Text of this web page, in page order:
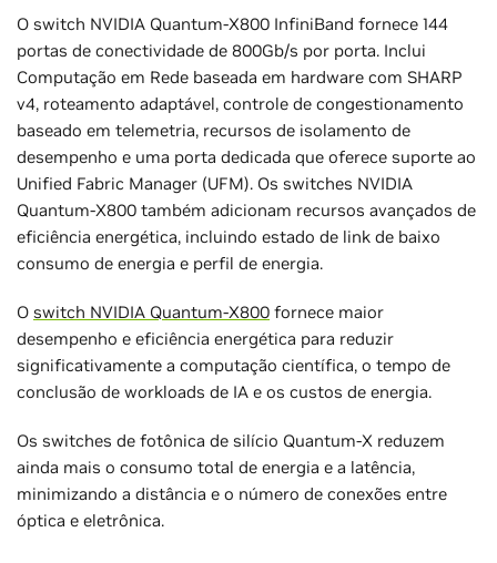
O switch NVIDIA Quantum-X800 InfiniBand fornece 144
portas de conectividade de 800Gb/s por porta. Inclui
Computação em Rede baseada em hardware com SHARP
v4, roteamento adaptável, controle de congestionamento
baseado em telemetria, recursos de isolamento de
desempenho e uma porta dedicada que oferece suporte ao
Unified Fabric Manager (UFM). Os switches NVIDIA
Quantum-X800 também adicionam recursos avançados de
eficiência energética, incluindo estado de link de baixo
consumo de energia e perfil de energia.
O switch NVIDIA Quantum-X800 fornece maior
desempenho e eficiência energética para reduzir
significativamente a computação científica, o tempo de
conclusão de workloads de IA e os custos de energia.
Os switches de fotônica de silício Quantum-X reduzem
ainda mais o consumo total de energia e a latência,
minimizando a distância e o número de conexões entre
óptica e eletrônica.